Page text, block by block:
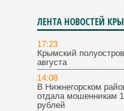
ЛЕНТА НОВОСТЕЙ
17:23
Крымский
августа
14:08
В Нижнегорском
отдала мошенникам
рублей